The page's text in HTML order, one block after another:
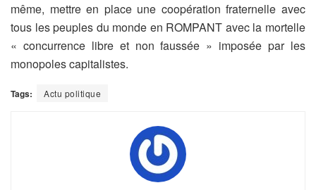
même, mettre en place une coopération fraternelle avec
tous les peuples du monde en ROMPANT avec la mortelle
« concurrence libre et non faussée » imposée par les
monopoles capitalistes.
Tags: Actu politique